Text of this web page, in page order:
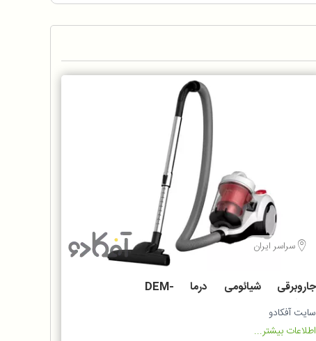
سراسر ایران
جاروبرقی شیائومی درما DEM-
TJ301W
سایت آفکادو
اطلاعات بیشتر...